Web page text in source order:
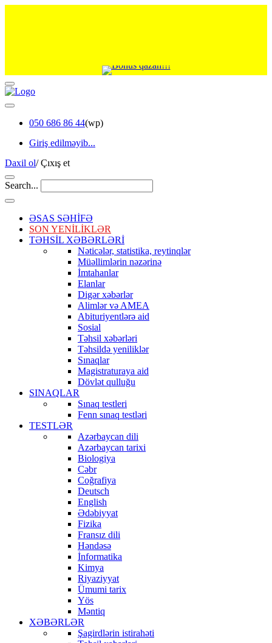
050 686 86 44(wp)
Giriş edilməyib...
Daxil ol/Çıxış et
Search...
ƏSAS SƏHİFƏ
SON YENİLİKLƏR
TƏHSİL XƏBƏRLƏRİ
Nəticələr, statistika, reytinqlər
Müəllimlərin nəzərinə
İmtahanlar
Elanlar
Digər xəbərlər
Alimlər və AMEA
Abituriyentlərə aid
Sosial
Təhsil xəbərləri
Təhsildə yeniliklər
Sınaqlar
Magistraturaya aid
Dövlət qulluğu
SINAQLAR
Sınaq testleri
Fenn sınaq testləri
TESTLƏR
Azərbaycan dili
Azərbaycan tarixi
Biologiya
Cəbr
Coğrafiya
Deutsch
English
Ədəbiyyat
Fizika
Fransız dili
Həndəsə
İnformatika
Kimya
Riyaziyyat
Ümumi tarix
Yös
Məntiq
XƏBƏRLƏR
Şagirdlərin istirahəti